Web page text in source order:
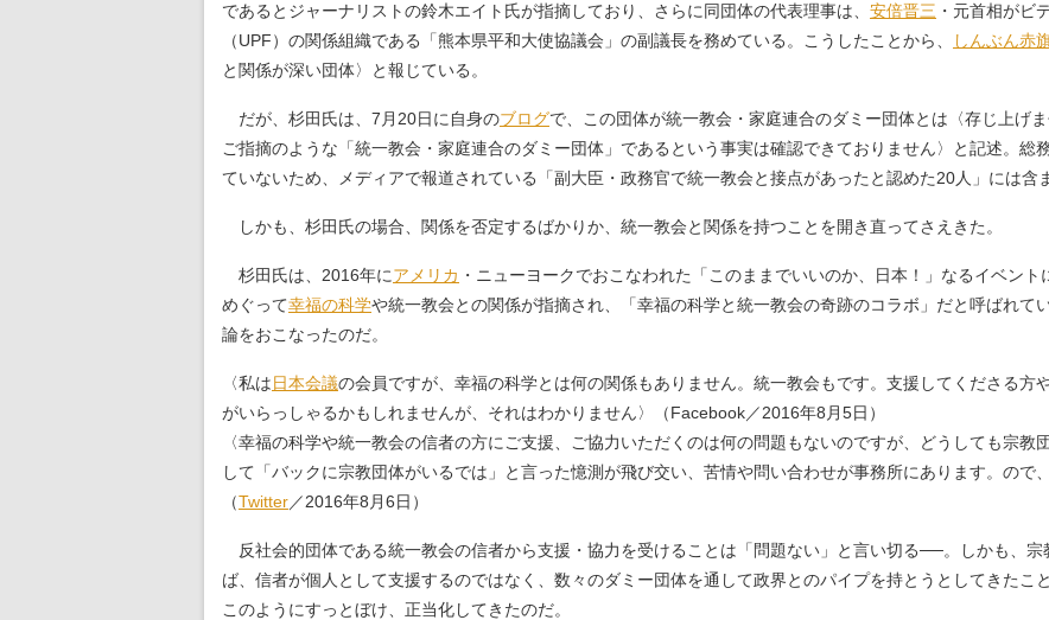
であるとジャーナリストの鈴木エイト氏が指摘しており、さらに同団体の代表理事は、 安倍晋三 ・元首相がビ
（UPF）の関係組織である「熊本県平和大使協議会」の副議長を務めている。こうしたことから、
しんぶん赤
と関係が深い団体〉と報じている。
だが、杉田氏は、7月20日に自身のブログで、この団体が統一教会・家庭連合のダミー団体とは〈存じ上げ
ご指摘のような「統一教会・家庭連合のダミー団体」であるという事実は確認できておりません〉と記述。総
ていないため、メディアで報道されている「副大臣・政務官で統一教会と接点があったと認めた20人」には含
しかも、杉田氏の場合、関係を否定するばかりか、統一教会と関係を持つことを開き直ってさえきた。
杉田氏は、2016年にアメリカ ・ニューヨークでおこなわれた「このままでいいのか、日本！」なるイベン
めぐって幸福の科学や統一教会との関係が指摘され、「幸福の科学と統一教会の奇跡のコラボ」だと呼ばれて
論をおこなったのだ。
〈私は日本会議の会員ですが、幸福の科学とは何の関係もありません。統一教会もです。支援してくださる方
がいらっしゃるかもしれませんが、それはわかりません〉（Facebook／2016年8月5日）
〈幸福の科学や統一教会の信者の方にご支援、ご協力いただくのは何の問題もないのですが、どうしても宗
して「バックに宗教団体がいるでは」と言った憶測が飛び交い、苦情や問い合わせが事務所にあります。ので
（Twitter／2016年8月6日）
反社会的団体である統一教会の信者から支援・協力を受けることは「問題ない」と言い切る──。しかも、宗
ば、信者が個人として支援するのではなく、数々のダミー団体を通して政界とのパイプを持とうとしてきたこ
このようにすっとぼけ、正当化してきたのだ。